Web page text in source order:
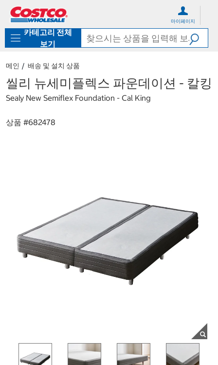
로
기
가
마이페이지
카테고리 전체
보기
메인 배송 및 설치 상품
씰리 뉴세미플렉스 파운데이션 - 칼킹
Sealy New Semiflex Foundation - Cal King
상품 #682478